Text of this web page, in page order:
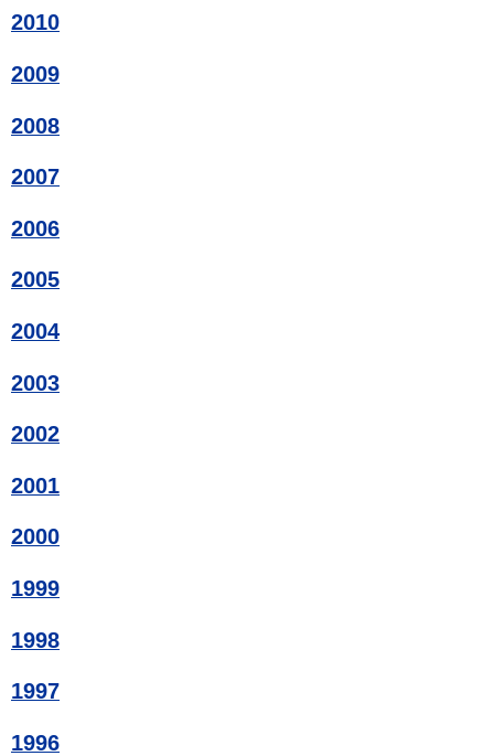
2010
2009
2008
2007
2006
2005
2004
2003
2002
2001
2000
1999
1998
1997
1996